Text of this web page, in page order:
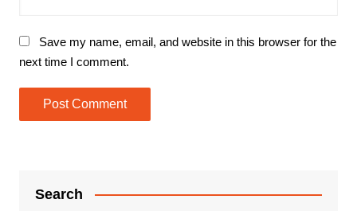
Save my name, email, and website in this browser for the
next time I comment.
Search